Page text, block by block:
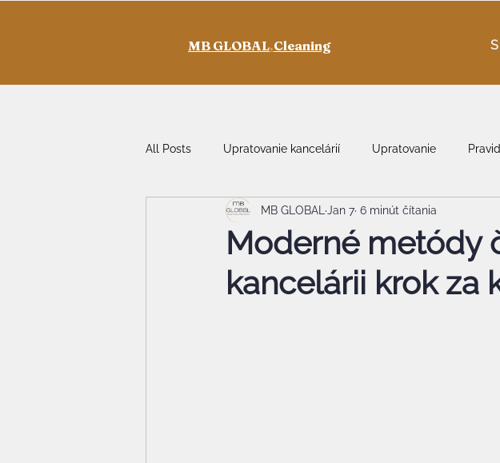
MB GLOBAL.Cleaning
All Posts Upratovanie kancelárií Upratovanie
Moderné metódy
kancelárii krok za
MB GLOBAL Jan 7 6 minút čítania